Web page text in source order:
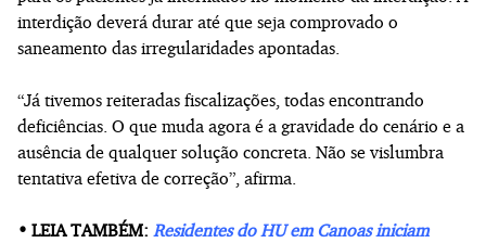
interdição deverá durar até que seja comprovado o
saneamento das irregularidades apontadas.
“Já tivemos reiteradas fiscalizações, todas encontrando
deficiências. O que muda agora é a gravidade do cenário e a
ausência de qualquer solução concreta. Não se vislumbra
tentativa efetiva de correção”, afirma.
• LEIA TAMBÉM: Residentes do HU em Canoas iniciam